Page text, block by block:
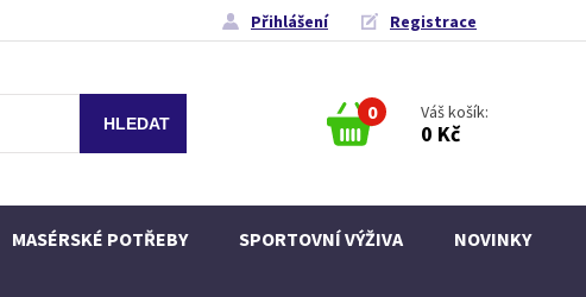
Přihlášení Registrace
0 Váš košík:
0 Kč
MASÉRSKÉ POTŘEBY SPORTOVNÍ VÝŽIVA NOVINKY